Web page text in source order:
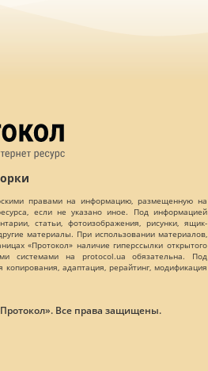
правами на информацию, размещенную на
если не указано иное. Под информацией
статьи, фотоизображения, рисунки, ящик-
материалы. При использовании материалов,
«Протокол» наличие гиперссылки открытого
системами на protocol.ua обязательна. Под
копирования, адаптация, рерайтинг, модификация
Все права защищены.